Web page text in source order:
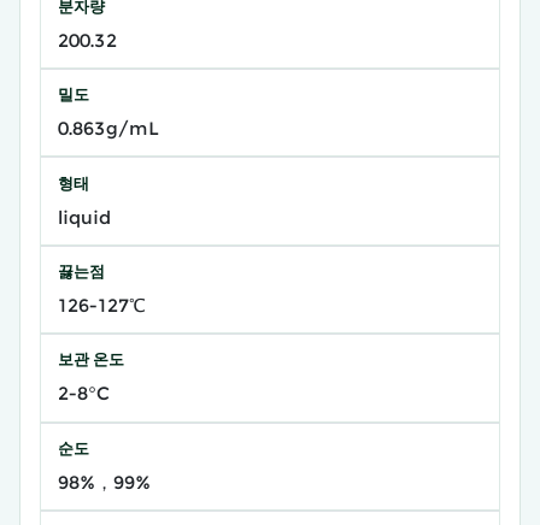
분자량
200.32
밀도
0.863g/mL
형태
liquid
끓는점
126-127℃
보관 온도
2-8°C
순도
98%，99%